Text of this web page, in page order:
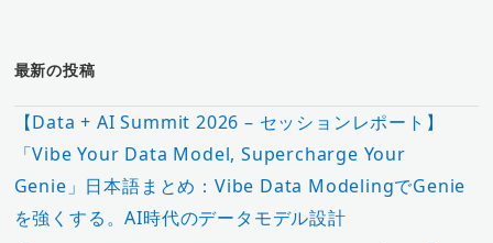
最新の投稿
【Data + AI Summit 2026 – セッションレポート】
「Vibe Your Data Model, Supercharge Your
Genie」日本語まとめ：Vibe Data ModelingでGenie
を強くする。AI時代のデータモデル設計